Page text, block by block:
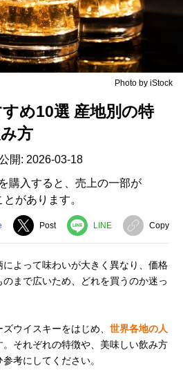
Photo by iStock
め10選 産地別の特
方
開: 2026-03-18
購入すると、売上の一部が
があります。
Post LINE Copy
によって味わいが大きく異なり、価格
まで広いため、どれを買うのか迷っ
ウイスキーをはじめ、 世界各地の人
。それぞれの特徴や、美味しい飲み方
考にしてください。